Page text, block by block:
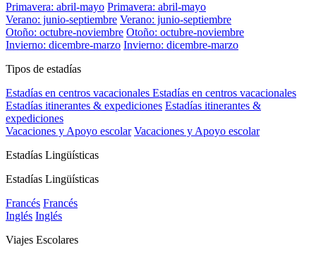
Primavera: abril-mayo Primavera: abril-mayo
Verano: junio-septiembre Verano: junio-septiembre
Otoño: octubre-noviembre Otoño: octubre-noviembre
Invierno: dicembre-marzo Invierno: dicembre-marzo
Tipos de estadías
Estadías en centros vacacionales Estadías en centros vacacionales
Estadías itinerantes & expediciones Estadías itinerantes &
expediciones
Vacaciones y Apoyo escolar Vacaciones y Apoyo escolar
Estadías Lingüísticas
Estadías Lingüísticas
Francés Francés
Inglés Inglés
Viajes Escolares